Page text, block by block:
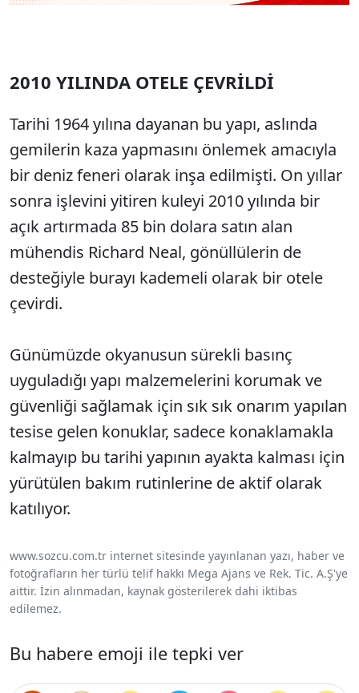
2010 YILINDA OTELE ÇEVRİLDİ
Tarihi 1964 yılına dayanan bu yapı, aslında
gemilerin kaza yapmasını önlemek amacıyla
bir deniz feneri olarak inşa edilmişti. On yıllar
sonra işlevini yitiren kuleyi 2010 yılında bir
açık artırmada 85 bin dolara satın alan
mühendis Richard Neal, gönüllülerin de
desteğiyle burayı kademeli olarak bir otele
çevirdi.
Günümüzde okyanusun sürekli basınç
uyguladığı yapı malzemelerini korumak ve
güvenliği sağlamak için sık sık onarım yapılan
tesise gelen konuklar, sadece konaklamakla
kalmayıp bu tarihi yapının ayakta kalması için
yürütülen bakım rutinlerine de aktif olarak
katılıyor.
www.sozcu.com.tr internet sitesinde yayınlanan yazı, haber ve
fotoğrafların her türlü telif hakkı Mega Ajans ve Rek. Tic. A.Ş'ye
aittir. İzin alınmadan, kaynak gösterilerek dahi iktibas
edilemez.
Bu habere emoji ile tepki ver